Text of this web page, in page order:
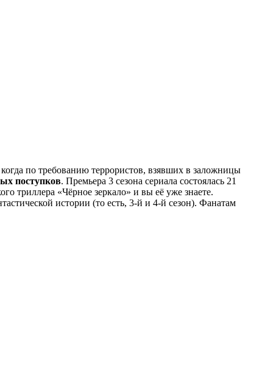
по требованию террористов, взявших в заложницы
поступков. Премьера 3 сезона сериала состоялась 21
триллера «Чёрное зеркало» и вы её уже знаете.
истории (то есть, 3-й и 4-й сезон). Фанатам